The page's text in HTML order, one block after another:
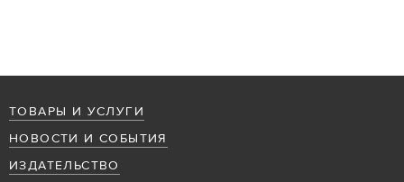
ТОВАРЫ И УСЛУГИ
НОВОСТИ И СОБЫТИЯ
ИЗДАТЕЛЬСТВО